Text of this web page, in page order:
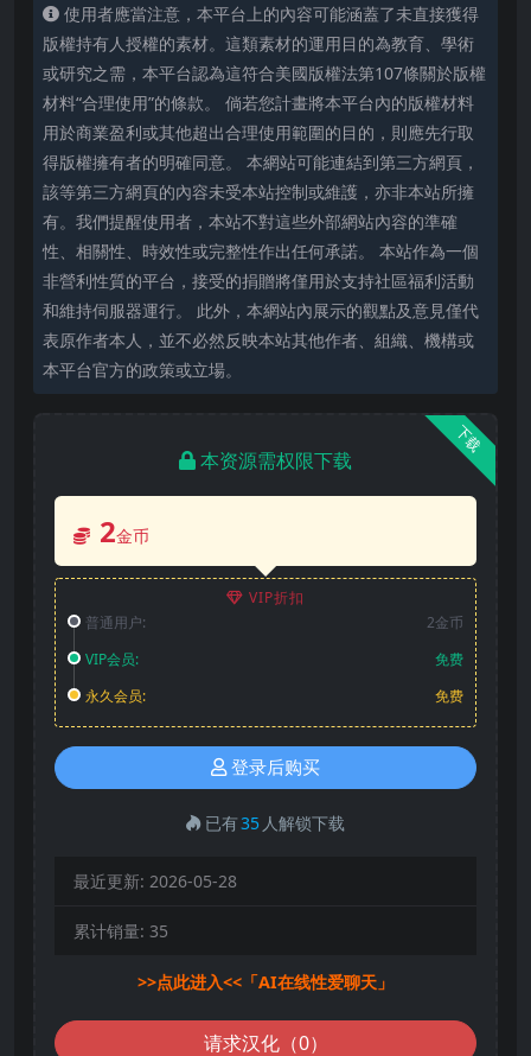
使用者應當注意，本平台上的內容可能涵蓋了未直接獲得
版權持有人授權的素材。這類素材的運用目的為教育、學術
或研究之需，本平台認為這符合美國版權法第107條關於版權
材料“合理使用”的條款。 倘若您計畫將本平台內的版權材料
用於商業盈利或其他超出合理使用範圍的目的，則應先行取
得版權擁有者的明確同意。 本網站可能連結到第三方網頁，
該等第三方網頁的內容未受本站控制或維護，亦非本站所擁
有。我們提醒使用者，本站不對這些外部網站內容的準確
性、相關性、時效性或完整性作出任何承諾。 本站作為一個
非營利性質的平台，接受的捐贈將僅用於支持社區福利活動
和維持伺服器運行。 此外，本網站內展示的觀點及意見僅代
表原作者本人，並不必然反映本站其他作者、組織、機構或
本平台官方的政策或立場。
下载
本资源需权限下载
2金币
VIP折扣
普通用户:
2金币
VIP会员:
免费
永久会员:
免费
登录后购买
已有35 人解锁下载
最近更新: 2026-05-28
累计销量: 35
>>点此进入<<「AI在线性爱聊天」
请求汉化（0）